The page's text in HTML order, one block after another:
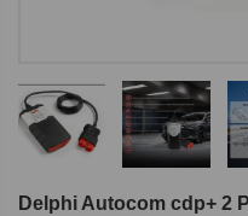
Delphi Autocom cdp+ 2